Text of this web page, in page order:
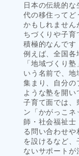
日本の伝統的
代の移住ってど
かもしれません
ちづくりや子育
積極的なんです
例えば、全国各
「地域づくり
いう名前で、地
集まり、自分の
ような塾を開い
子育て面では、
ン「かがっこ
師・社会福祉士
る問い合わせや
を設けるなど、
ないサポートが